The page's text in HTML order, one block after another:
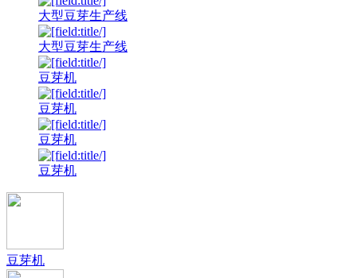
大型豆芽生产线
大型豆芽生产线
豆芽机
豆芽机
豆芽机
豆芽机
豆芽机